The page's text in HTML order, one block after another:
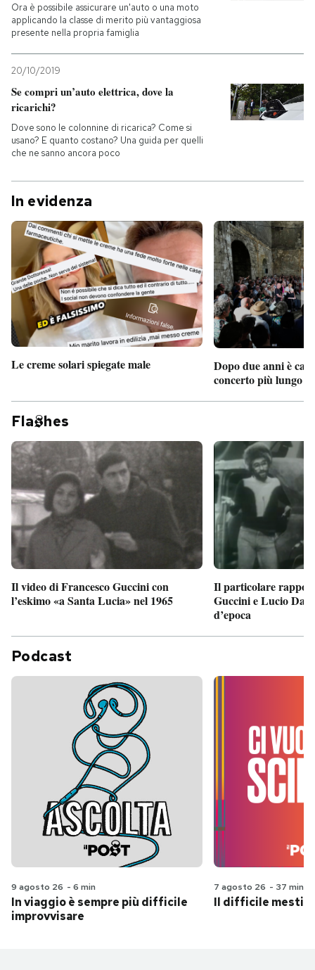
Ora è possibile assicurare un'auto o una moto
applicando la classe di merito più vantaggiosa
presente nella propria famiglia
20/10/2019
Se compri un’auto elettrica, dove la
ricarichi?
Dove sono le colonnine di ricarica? Come si
usano? E quanto costano? Una guida per quelli
che ne sanno ancora poco
In evidenza
Le creme solari spiegate male
Dopo due anni è
concerto più lungo
Fla hes
Il video di Francesco Guccini con
l’eskimo «a Santa Lucia» nel 1965
Il particolare
Guccini e Lucio
d’epoca
Podcast
9 agosto 26 - 6 min
In viaggio è sempre più difficile
improvvisare
7 agosto 26 - 37 min
Il difficile